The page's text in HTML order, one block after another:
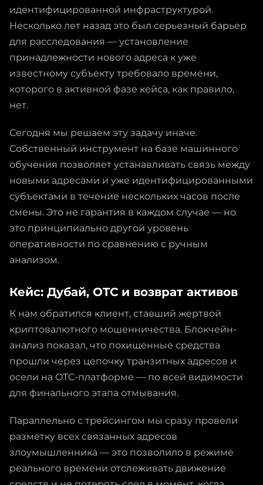
идентифицированной инфраструктурой.
Несколько лет назад это был серьезный барьер
для расследования — установление
принадлежности нового адреса к уже
известному субъекту требовало времени,
которого в активной фазе кейса, как правило,
нет.
Сегодня мы решаем эту задачу иначе.
Собственный инструмент на базе машинного
обучения позволяет устанавливать связь между
новыми адресами и уже идентифицированными
субъектами в течение нескольких часов после
смены. Это не гарантия в каждом случае — но
это принципиально другой уровень
оперативности по сравнению с ручным
анализом.
Кейс: Дубай, OTC и возврат активов
К нам обратился клиент, ставший жертвой
криптовалютного мошенничества. Блокчейн-
анализ показал, что похищенные средства
прошли через цепочку транзитных адресов и
осели на OTC-платформе — по всей видимости
для финального этапа отмывания.
Параллельно с трейсингом мы сразу провели
разметку всех связанных адресов
злоумышленника — это позволило в режиме
реального времени отслеживать движение